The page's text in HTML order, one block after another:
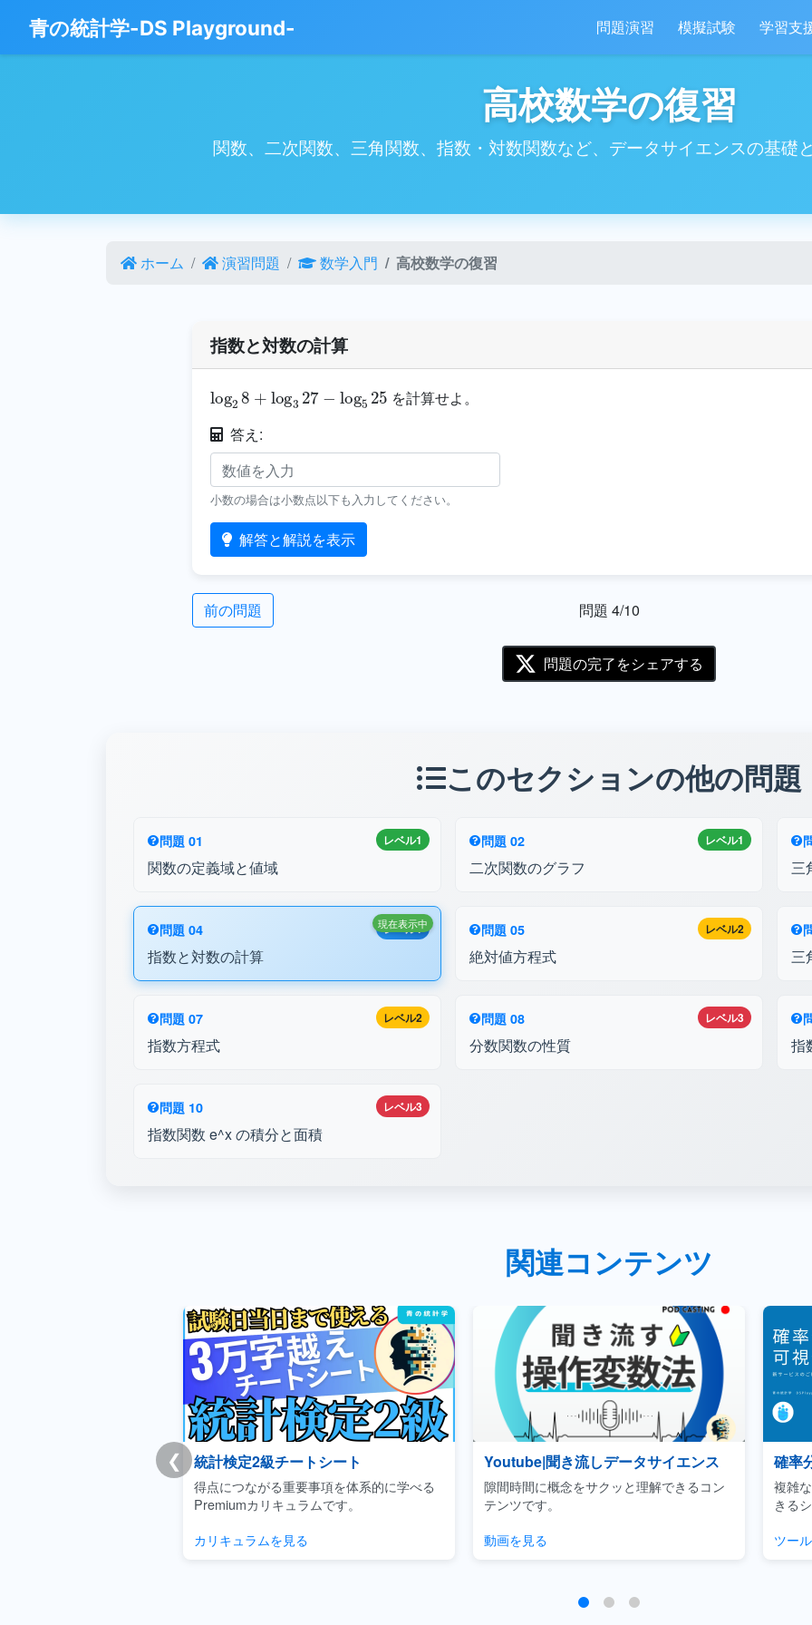
青の統計学-DS Playground- 問題演習 模擬試験 学習支
高校数学の復習
関数、二次関数、三角関数、指数・対数関数など、データサイエンスの基礎
ホーム 演習問題 数学入門 高校数学の復習
指数と対数の計算
を計算せよ。
答え:
小数の場合は小数点以下も入力してください。
解答と解説を表示
前の問題 問題 4/10
問題の完了をシェアする
このセクションの他の問題
レベル1
問題 01
関数の定義域と値域
レベル1
問題 02
二次関数のグラフ 三
レベル1
問題 04
指数と対数の計算
現在表示中 レベル2
問題 05
絶対値方程式 三
レベル2
問題 07
指数方程式
レベル3
問題 08
分数関数の性質 指
レベル3
問題 10
指数関数 e^x の積分と面積
関連コンテンツ
❮ Youtube|聞き流しデータサイエンス
隙間時間に概念をサクッと理解できるコン
テンツです。
動画を見る
確率分布可視化ツール
複雑な確率分布などのパラメータ調整がで
きるシミュレーションツールです。
ツールを開く
ビジ
用に
チェ